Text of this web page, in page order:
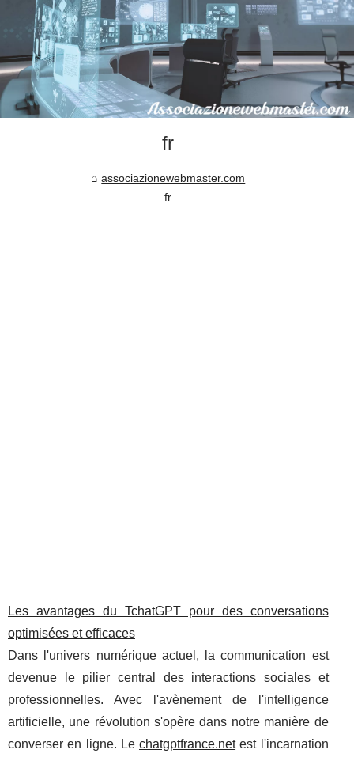
fr
associazionewebmaster.com
fr
Les avantages du TchatGPT pour des conversations
optimisées et efficaces
Dans l'univers numérique actuel, la communication est
devenue le pilier central des interactions sociales et
professionnelles. Avec l'avènement de l'intelligence
artificielle, une révolution s'opère dans notre manière de
converser en ligne. Lechatgptfrance.netest l'incarnation